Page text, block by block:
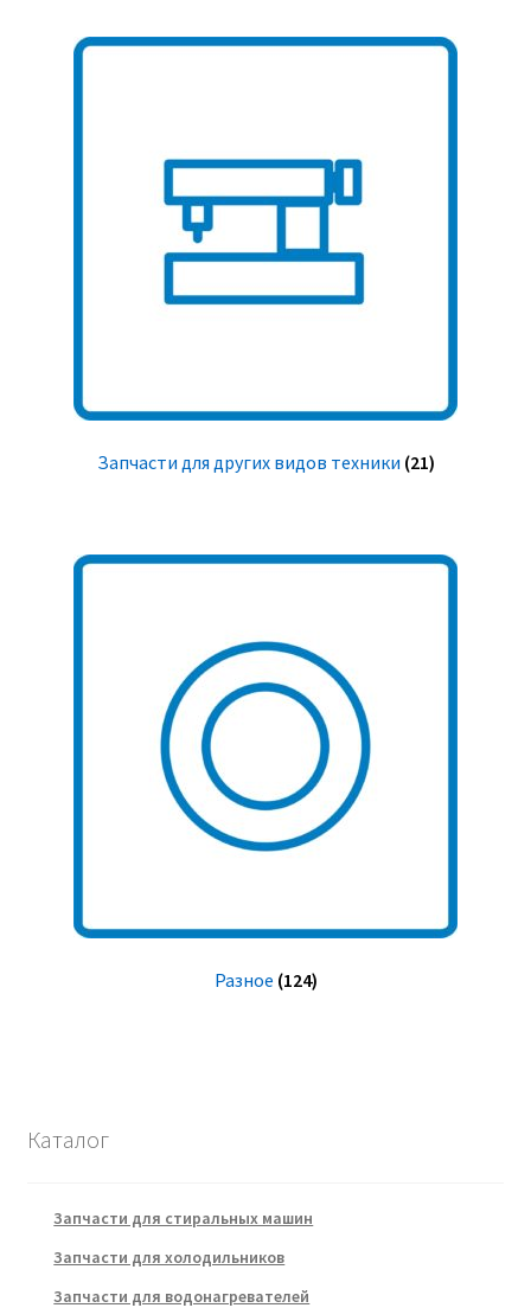
Запчасти для других видов техники (21)
Разное (124)
Каталог
Запчасти для стиральных машин
Запчасти для холодильников
Запчасти для водонагревателей